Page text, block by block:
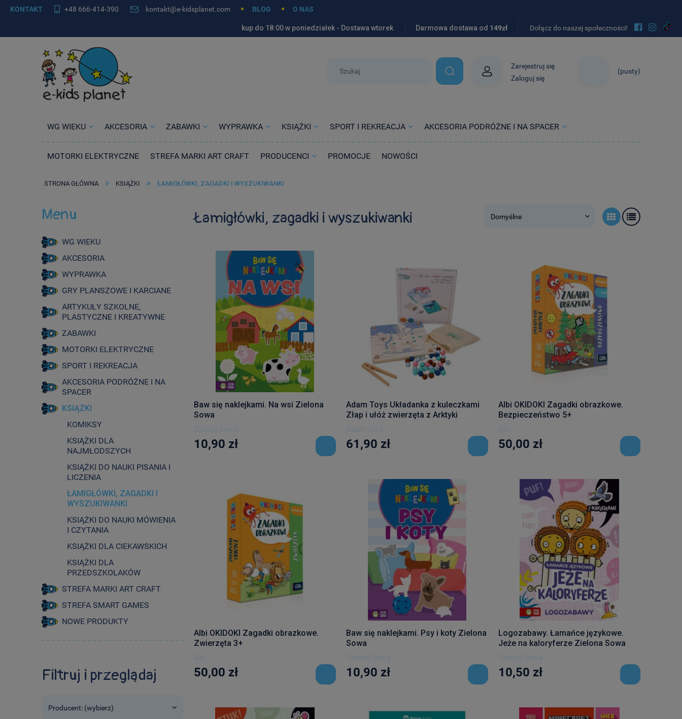
KONTAKT +48 666-414-390 kontakt@e-kidsplanet.com BLOG O NAS
kup do 18:00 w poniedziałek - Dostawa wtorek Darmowa dostawa od 149zł Dołącz do naszej społeczności!  
(pusty)
Zarejestruj się
Zaloguj się
WG WIEKU AKCESORIA ZABAWKI WYPRAWKA KSIĄŻKI SPORT I REKREACJA AKCESORIA PODRÓŻNE I NA SPACER
MOTORKI ELEKTRYCZNE STREFA MARKI ART CRAFT PRODUCENCI PROMOCJE NOWOŚCI
STRONA GŁÓWNA » KSIĄŻKI » ŁAMIGŁÓWKI, ZAGADKI I WYSZUKIWANKI
Menu
WG WIEKU
AKCESORIA
WYPRAWKA
GRY PLANSZOWE I KARCIANE
ARTYKUŁY SZKOLNE,
PLASTYCZNE I KREATYWNE
ZABAWKI
MOTORKI ELEKTRYCZNE
SPORT I REKREACJA
AKCESORIA PODRÓŻNE I NA
SPACER
KSIĄŻKI
KOMIKSY
KSIĄŻKI DLA
NAJMŁODSZYCH
KSIĄŻKI DO NAUKI PISANIA I
LICZENIA
ŁAMIGŁÓWKI, ZAGADKI I
WYSZUKIWANKI
KSIĄŻKI DO NAUKI MÓWIENIA
I CZYTANIA
KSIĄŻKI DLA CIEKAWSKICH
KSIĄŻKI DLA
PRZEDSZKOLAKÓW
STREFA MARKI ART CRAFT
STREFA SMART GAMES
NOWE PRODUKTY
Filtruj i przeglądaj
Producent: (wybierz)
Łamigłówki, zagadki i wyszukiwanki
Baw się naklejkami. Na wsi Zielona
Sowa
Zielona Sowa
10,90 zł
Adam Toys Układanka z kuleczkami
Złap i ułóż zwierzęta z Arktyki
Adam Toys
61,90 zł
Albi OKIDOKI Zagadki obrazkowe.
Bezpieczeństwo 5+
Albi
50,00 zł
Albi OKIDOKI Zagadki obrazkowe.
Zwierzęta 3+
Albi
50,00 zł
Baw się naklejkami. Psy i koty Zielona
Sowa
Zielona Sowa
10,90 zł
Logozabawy. Łamańce językowe.
Jeże na kaloryferze Zielona Sowa
Zielona Sowa
10,50 zł